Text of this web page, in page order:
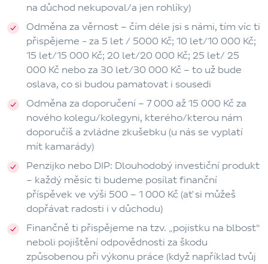
na důchod nekupoval/a jen rohlíky)
Odměna za věrnost – čím déle jsi s námi, tím víc ti
přispějeme - za 5 let / 5000 Kč; 10 let/10 000 Kč;
15 let/15 000 Kč; 20 let/20 000 Kč; 25 let/ 25
000 Kč nebo za 30 let/30 000 Kč – to už bude
oslava, co si budou pamatovat i sousedi
Odměna za doporučení – 7 000 až 15 000 Kč za
nového kolegu/kolegyni, kterého/kterou nám
doporučíš a zvládne zkušebku (u nás se vyplatí
mít kamarády)
Penzijko nebo DIP: Dlouhodobý investiční produkt
– každý měsíc ti budeme posílat finanční
příspěvek ve výši 500 – 1 000 Kč (ať si můžeš
dopřávat radosti i v důchodu)
Finančně ti přispějeme na tzv. „pojistku na blbost“
neboli pojištění odpovědnosti za škodu
způsobenou při výkonu práce (když například tvůj